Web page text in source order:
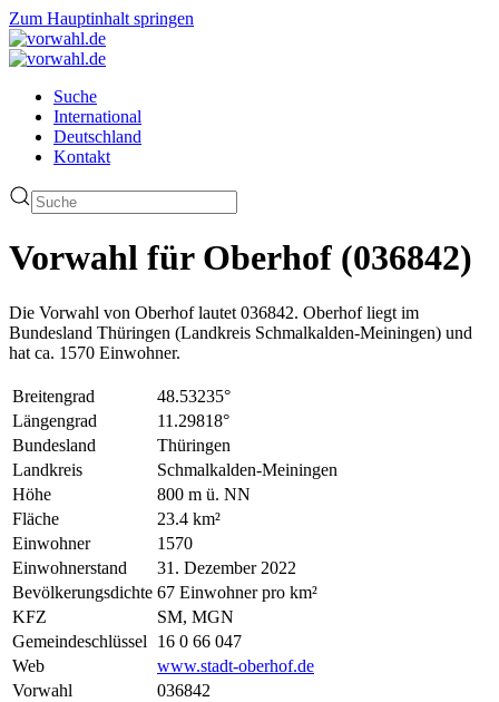
Zum Hauptinhalt springen
Suche
International
Deutschland
Kontakt
Vorwahl für Oberhof (036842)
Die Vorwahl von Oberhof lautet 036842. Oberhof liegt im
Bundesland Thüringen (Landkreis Schmalkalden-Meiningen) und
hat ca. 1570 Einwohner.
Breitengrad
48.53235°
Längengrad
11.29818°
Bundesland
Thüringen
Landkreis
Schmalkalden-Meiningen
Höhe
800 m ü. NN
Fläche
23.4 km²
Einwohner
1570
Einwohnerstand
31. Dezember 2022
Bevölkerungsdichte 67 Einwohner pro km²
KFZ
SM, MGN
Gemeindeschlüssel
16 0 66 047
Web
www.stadt-oberhof.de
Vorwahl
036842